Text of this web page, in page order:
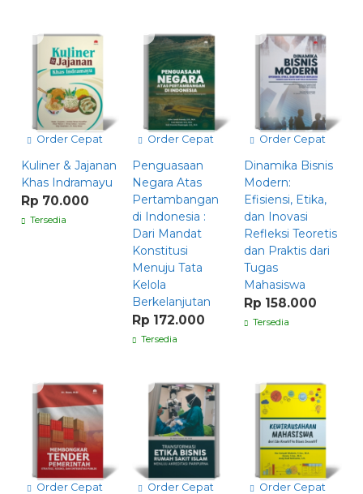
Order Cepat
Kuliner & Jajanan
Khas Indramayu
Rp 70.000
Tersedia
Order Cepat
Penguasaan
Negara Atas
Pertambangan
di Indonesia :
Dari Mandat
Konstitusi
Menuju Tata
Kelola
Berkelanjutan
Rp 172.000
Tersedia
Order Cepat
Dinamika Bisnis
Modern:
Efisiensi, Etika,
dan Inovasi
Refleksi Teoretis
dan Praktis dari
Tugas
Mahasiswa
Rp 158.000
Tersedia
Order Cepat Order Cepat Order Cepat